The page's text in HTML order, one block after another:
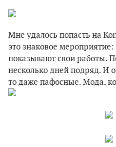
Мне удалось попасть на
это знаковое
показывают свои работы.
несколько дней подряд. И
то даже пафосные. Мода,